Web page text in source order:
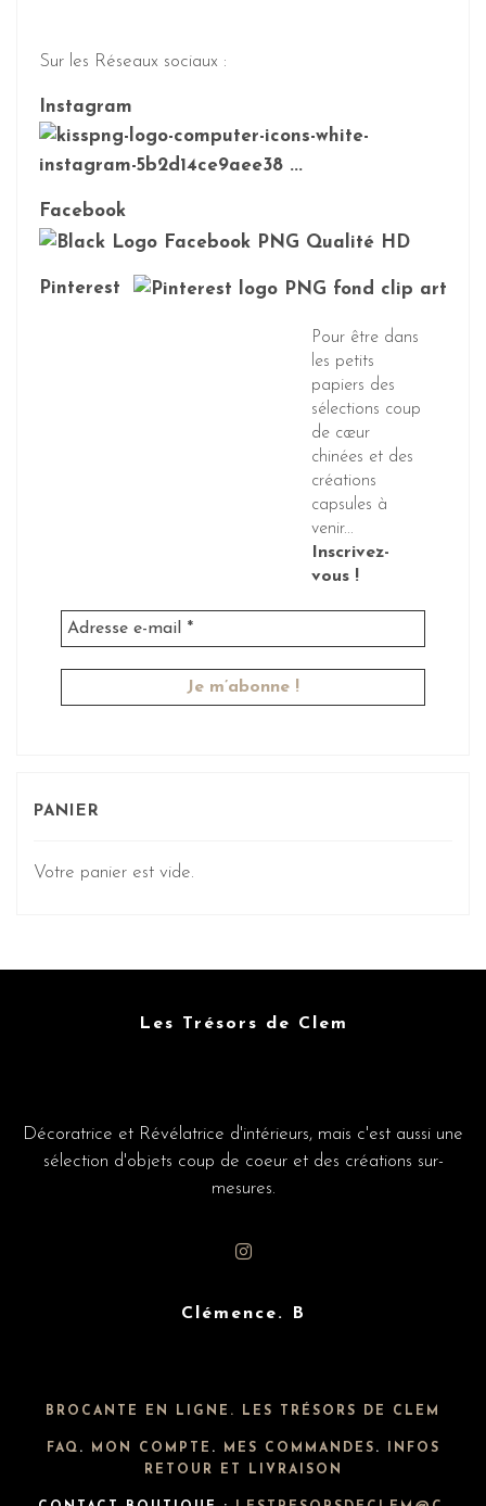
Sur les Réseaux sociaux :
Instagram
Facebook
Pinterest
Pour être dans
les petits
papiers des
sélections coup
de cœur
chinées et des
créations
capsules à
venir...
Inscrivez-
vous !
PANIER
Votre panier est vide.
Les Trésors de Clem
Décoratrice et Révélatrice d'intérieurs, mais c'est aussi une
sélection d'objets coup de coeur et des créations sur-
mesures.
Clémence. B
BROCANTE EN LIGNE. LES TRÉSORS DE CLEM
FAQ . MON COMPTE . MES COMMANDES .
INFOS
RETOUR ET LIVRAISON